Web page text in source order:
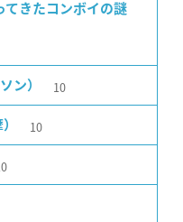
てきたコンボイの謎
ン） 10
10